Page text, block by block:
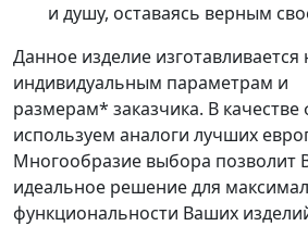
и душу, оставаясь верным
Данное изделие изготавливается
индивидуальным параметрам и
размерам* заказчика. В
используем аналоги лучших
Многообразие выбора позволит
идеальное решение для
функциональности Ваших